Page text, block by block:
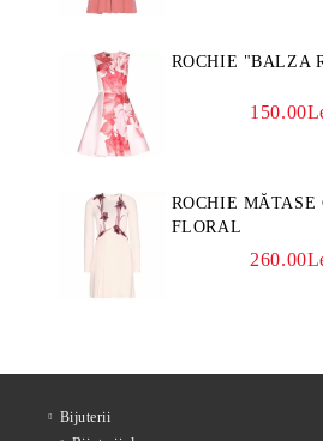
ROCHIE
ROCHIE MĂTASE
FLORAL
Bijuterii